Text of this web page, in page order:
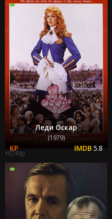
Леди Оскар
(1979)
5.8
HDRip